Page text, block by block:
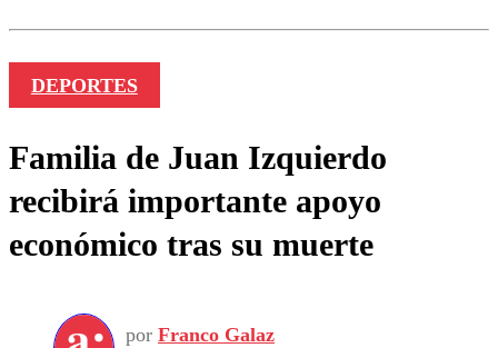
DEPORTES
Familia de Juan Izquierdo
recibirá importante apoyo
económico tras su muerte
por Franco Galaz